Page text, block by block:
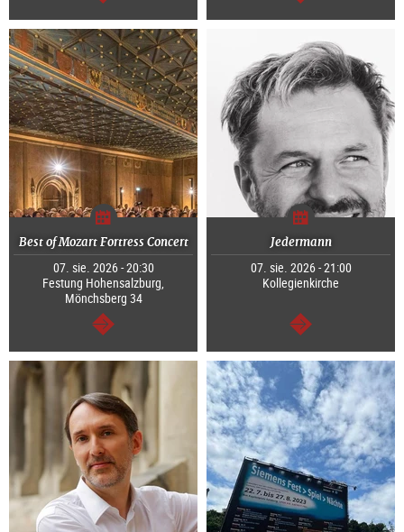
dalej dalej
Best of Mozart Fortress Concert
07. sie. 2026 - 20:30
Festung Hohensalzburg,
Mönchsberg 34
dalej
Jedermann
07. sie. 2026 - 21:00
Kollegienkirche
dalej